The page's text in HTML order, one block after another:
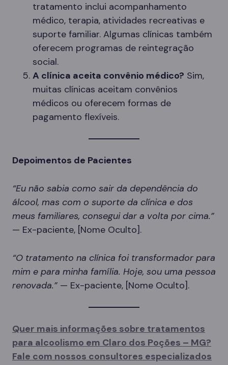
tratamento inclui acompanhamento
médico, terapia, atividades recreativas e
suporte familiar. Algumas clínicas também
oferecem programas de reintegração
social.
A clínica aceita convênio médico? Sim,
muitas clínicas aceitam convênios
médicos ou oferecem formas de
pagamento flexíveis.
Depoimentos de Pacientes
“Eu não sabia como sair da dependência do
álcool, mas com o suporte da clínica e dos
meus familiares, consegui dar a volta por cima.”
— Ex-paciente, [Nome Oculto].
“O tratamento na clínica foi transformador para
mim e para minha família. Hoje, sou uma pessoa
renovada.” — Ex-paciente, [Nome Oculto].
Quer mais informações sobre tratamentos
para alcoolismo em Claro dos Poções – MG?
Fale com nossos consultores especializados